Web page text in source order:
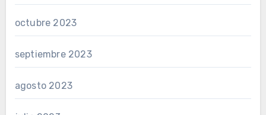
octubre 2023
septiembre 2023
agosto 2023